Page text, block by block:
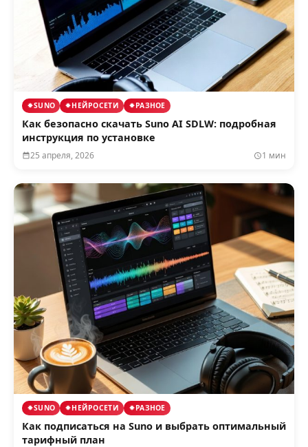
SUNO НЕЙРОСЕТИ РАЗНОЕ
Как безопасно скачать Suno AI SDLW: подробная
инструкция по установке
25 апреля, 2026 1 мин
SUNO НЕЙРОСЕТИ РАЗНОЕ
Как подписаться на Suno и выбрать оптимальный
тарифный план